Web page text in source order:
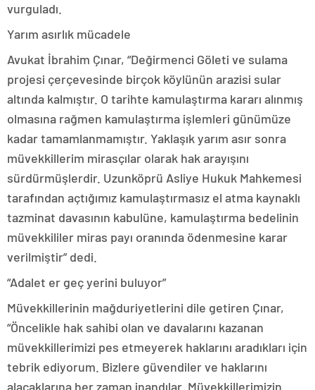
vurguladı.
Yarım asırlık mücadele
Avukat İbrahim Çınar, “Değirmenci Göleti ve sulama
projesi çerçevesinde birçok köylünün arazisi sular
altında kalmıştır. O tarihte kamulaştırma kararı alınmış
olmasına rağmen kamulaştırma işlemleri günümüze
kadar tamamlanmamıştır. Yaklaşık yarım asır sonra
müvekkillerim mirasçılar olarak hak arayışını
sürdürmüşlerdir. Uzunköprü Asliye Hukuk Mahkemesi
tarafından açtığımız kamulaştırmasız el atma kaynaklı
tazminat davasının kabulüne, kamulaştırma bedelinin
müvekkililer miras payı oranında ödenmesine karar
verilmiştir” dedi.
“Adalet er geç yerini buluyor”
Müvekkillerinin mağduriyetlerini dile getiren Çınar,
“Öncelikle hak sahibi olan ve davalarını kazanan
müvekkillerimizi pes etmeyerek haklarını aradıkları için
tebrik ediyorum. Bizlere güvendiler ve haklarını
alacaklarına her zaman inandılar. Müvekkillerimizin